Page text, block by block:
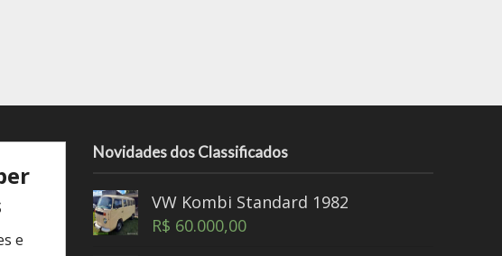
Novidades dos Classificados
VW Kombi Standard 1982
R$ 60.000,00